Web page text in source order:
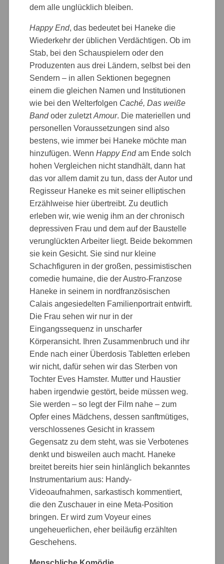
dem alle unglücklich bleiben.
Happy End, das bedeutet bei Haneke die
Wiederkehr der üblichen Verdächtigen. Ob im
Stab, bei den Schauspielern oder den
Produzenten aus drei Ländern, selbst bei den
Sendern – in allen Sektionen begegnen
einem die gleichen Namen und Institutionen
wie bei den Welterfolgen Caché, Das weiße
Bandoder zuletztAmour. Die materiellen und
personellen Voraussetzungen sind also
bestens, wie immer bei Haneke möchte man
hinzufügen. WennHappy Endam Ende solch
hohen Vergleichen nicht standhält, dann hat
das vor allem damit zu tun, dass der Autor und
Regisseur Haneke es mit seiner elliptischen
Erzählweise hier übertreibt. Zu deutlich
erleben wir, wie wenig ihm an der chronisch
depressiven Frau und dem auf der Baustelle
verunglückten Arbeiter liegt. Beide bekommen
sie kein Gesicht. Sie sind nur kleine
Schachfiguren in der großen, pessimistischen
comedie humaine, die der Austro-Franzose
Haneke in seinem in nordfranzösischen
Calais angesiedelten Familienportrait entwirft.
Die Frau sehen wir nur in der
Eingangssequenz in unscharfer
Körperansicht. Ihren Zusammenbruch und ihr
Ende nach einer Überdosis Tabletten erleben
wir nicht, dafür sehen wir das Sterben von
Tochter Eves Hamster. Mutter und Haustier
haben irgendwie gestört, beide müssen weg.
Sie werden – so legt der Film nahe – zum
Opfer eines Mädchens, dessen sanftmütiges,
verschlossenes Gesicht in krassem
Gegensatz zu dem steht, was sie Verbotenes
denkt und bisweilen auch macht. Haneke
breitet bereits hier sein hinlänglich bekanntes
Instrumentarium aus: Handy-
Videoaufnahmen, sarkastisch kommentiert,
die den Zuschauer in eine Meta-Position
bringen. Er wird zum Voyeur eines
ungeheuerlichen, eher beiläufig erzählten
Geschehens.